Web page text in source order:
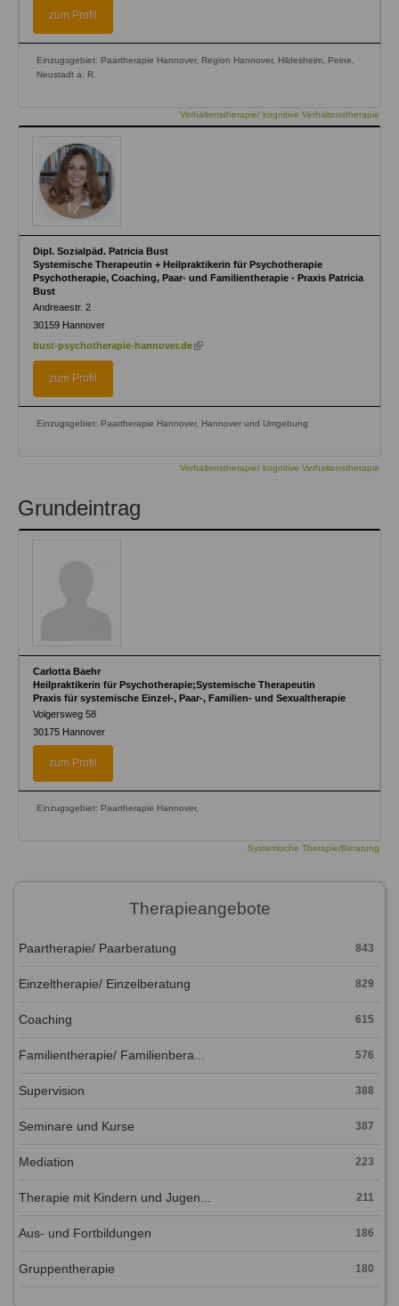
zum Profil
Einzugsgebiet: Paartherapie Hannover, Region Hannover, Hildesheim, Peine,
Neustadt a. R.
Verhaltenstherapie/ kognitive Verhaltenstherapie
Dipl. Sozialpäd. Patricia Bust
Systemische Therapeutin + Heilpraktikerin für Psychotherapie
Psychotherapie, Coaching, Paar- und Familientherapie - Praxis Patricia
Bust
Andreaestr. 2
30159 Hannover
bust-psychotherapie-hannover.de (link
zum Profil
Einzugsgebiet: Paartherapie Hannover, Hannover und Umgebung
Verhaltenstherapie/ kognitive Verhaltenstherapie
Grundeintrag
Carlotta Baehr
Heilpraktikerin für Psychotherapie;Systemische Therapeutin
Praxis für systemische Einzel-, Paar-, Familien- und Sexualtherapie
Volgersweg 58
30175 Hannover
zum Profil
Einzugsgebiet: Paartherapie Hannover,
Systemische Therapie/Beratung
Therapieangebote
Paartherapie/ Paarberatung 843
Einzeltherapie/ Einzelberatung 829
Coaching 615
Familientherapie/ Familienbera... 576
Supervision 388
Seminare und Kurse 387
Mediation 223
Therapie mit Kindern und Jugen... 211
Aus- und Fortbildungen 186
Gruppentherapie 180